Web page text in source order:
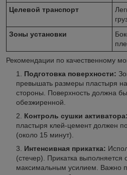
Целевой транспорт
Зоны установки
Рекомендации по качественному
Подготовка поверхности:
превышать размеры пластыря
стороны. Поверхность должна
обезжиренной.
Контроль сушки активатора:
пластыря клей-цемент должен
(около 15 минут).
Интенсивная прикатка:
(стечер). Прикатка выполняется
максимальным усилием. Важно